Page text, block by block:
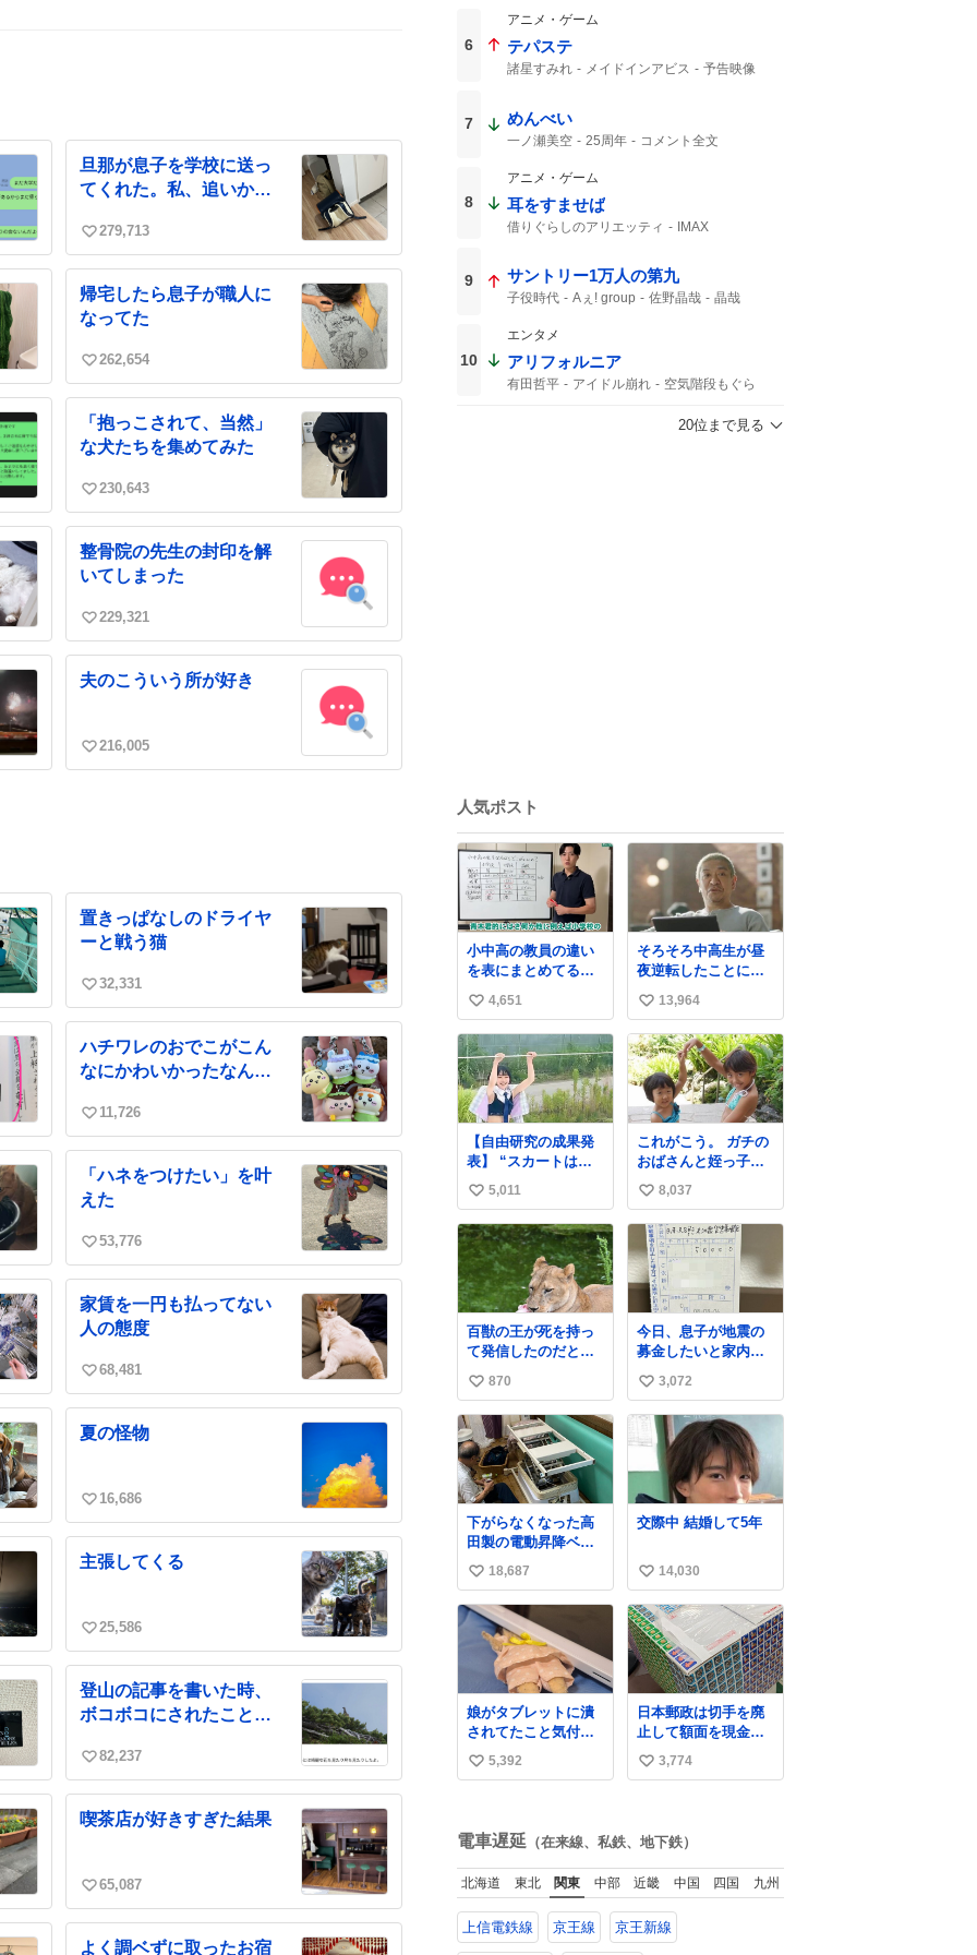
旦那が息子を学校に送っ
てくれた。私、追いかけ
い
ね
数
279,713
帰宅したら息子が職人に
なってた
い
ね
数
262,654
「抱っこされて、当然」
な犬たちを集めてみた
い
ね
数
230,643
整骨院の先生の封印を解
いてしまった
い
ね
数
229,321
夫のこういう所が好き
い
216,005
置きっぱなしのドライヤ
ーと戦う猫
い
数
32,331
ハチワレのおでこがこん
なにかわいかったなんて
い
ね
数
11,726
「ハネをつけたい」を叶
えた
い
ね
数
53,776
家賃を一円も払ってない
人の態度
い
ね
数
68,481
夏の怪物
い
ね
数
16,686
主張してくる
い
ね
数
25,586
登山の記事を書いた時、
ボコボコにされたことが
い
ね
数
82,237
喫茶店が好きすぎた結果
い
ね
65,087
よく調ベずに取ったお宿
6
アニメ・ゲーム
テパステ
諸星すみれ メイドインアビス
予告映像
7 めんべい
一ノ瀬美空 25周年 コメント全文
8
アニメ・ゲーム
耳をすませば
借りぐらしのアリエッティ
IMAX
9 サントリー1万人の第九
子役時代 Aぇ! group 佐野晶哉 晶哉
10
エンタメ
アリフォルニア
有田哲平 アイドル崩れ
空気階段もぐら
20位まで見る
人気ポスト
小中高の教員の違い
を表にまとめてる動
画あった。これより
解像度が高い動画な
いかも。今まで見た
中で一番正確。
い
い
ね
数
4,651
そろそろ中高生が昼
夜逆転したことに焦
り始める時期やね
い
い
ね
数
13,964
【自由研究の成果発
表】 “スカートは回
転によって広がる
が、岡澤恋によって
270°までなら広がら
ずに回転が可能なこ
とが証明された！”
い
い
ね
数
5,011
これがこう。 ガチの
おばさんと姪っ子で
す。 （身長抜かされ
ててしぬ笑） #ヤツ
ルギ12 #家族でヒロ
イン
い
い
ね
数
8,037
百獣の王が死を持っ
て発信したのだと思
う 高温多湿が尋常で
ない日本の夏 どうか
早急に飼育の環境を
見直して 動物の命を
護ってください…と
治療中のライオンが
助かりますように す
べての動物の命が護
られますように
2026.7.3📷多摩動物
公園にて 残念ながら
個体の識別は出来ま
せん
い
い
ね
数
870
今日、息子が地震の
募金したいと家内と
郵便局に行ったみた
いです。おもちゃと
か買う選択肢もあっ
たと思うけど、自分
で貯めてた2万円を役
に立てて欲しい、み
んなも元気になって
欲しいと。家内も一
緒に募金したので、
なぁと思いました。
い
い
3,072
下がらなくなった高
田製の電動昇降ベッ
ト。 メーカーから
は、完全に見放され
たんですが、 見事に
85歳の父が治しまし
た。 うちの父は、ト
ヨタカローラのボデ
ィをオート生産す
る、工業ロボットの
製作者なんですが、
父が電動ベットの配
線をハンダで修理し
ている横で、
い
い
ね
18,687
交際中 結婚して5年
い
い
ね
数
14,030
娘がタブレットに潰
されてたこと気付か
なかった。 旦那だけ
は娘の波長を感じ取
しい。 急いで旦那が
救出して、泣きじゃ
くる娘に自分も謝っ
て抱きしめようとし
たら、ビンタされて
しまった。3回ほど。
小さい手だけど、地
い
数
5,392
日本郵政は切手を廃
止して額面を現金で
払い戻せ2026 #日本
郵政
い
数
3,774
電車遅延 （在来線、私鉄、地下鉄）
北海道 東北 関東 中部 近畿 中国 四国 九州
上信電鉄線 京王線 京王新線